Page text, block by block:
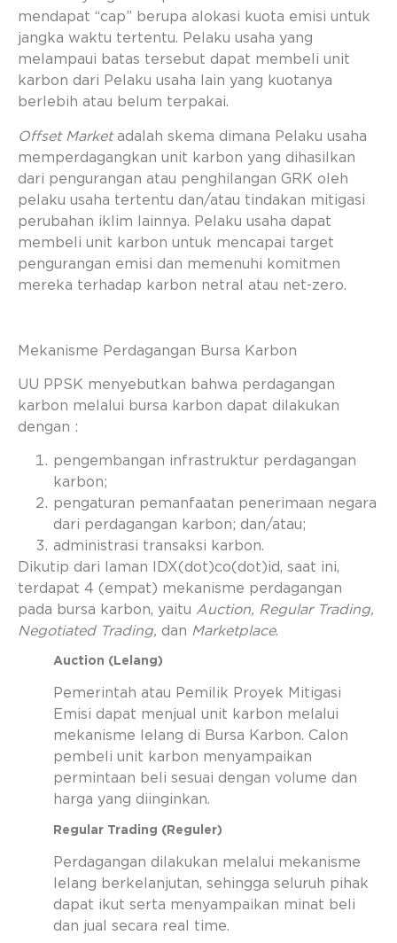
mendapat “cap” berupa alokasi kuota emisi untuk
jangka waktu tertentu. Pelaku usaha yang
melampaui batas tersebut dapat membeli unit
karbon dari Pelaku usaha lain yang kuotanya
berlebih atau belum terpakai.
Offset Marketadalah skema dimana Pelaku usaha
memperdagangkan unit karbon yang dihasilkan
dari pengurangan atau penghilangan GRK oleh
pelaku usaha tertentu dan/atau tindakan mitigasi
perubahan iklim lainnya. Pelaku usaha dapat
membeli unit karbon untuk mencapai target
pengurangan emisi dan memenuhi komitmen
mereka terhadap karbon netral atau net-zero.
Mekanisme Perdagangan Bursa Karbon
UU PPSK menyebutkan bahwa perdagangan
karbon melalui bursa karbon dapat dilakukan
dengan :
pengembangan infrastruktur perdagangan
karbon;
pengaturan pemanfaatan penerimaan negara
dari perdagangan karbon; dan/atau;
administrasi transaksi karbon.
Dikutip dari laman IDX(dot)co(dot)id, saat ini,
terdapat 4 (empat) mekanisme perdagangan
pada bursa karbon, yaitu Auction, Regular Trading,
Negotiated Trading, dan Marketplace.
Auction (Lelang)
Pemerintah atau Pemilik Proyek Mitigasi
Emisi dapat menjual unit karbon melalui
mekanisme lelang di Bursa Karbon. Calon
pembeli unit karbon menyampaikan
permintaan beli sesuai dengan volume dan
harga yang diinginkan.
Regular Trading (Reguler)
Perdagangan dilakukan melalui mekanisme
lelang berkelanjutan, sehingga seluruh pihak
dapat ikut serta menyampaikan minat beli
dan jual secara real time.